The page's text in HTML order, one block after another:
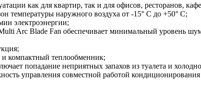
как для квартир, так и для офисов, ресторанов,
температуры наружного воздуха от -15° С до +50° С;
электроэнергии;
Arc Blade Fan обеспечивает минимальный уровень
компактный теплообменник;
попадание неприятных запахов из туалета и
управления совместной работой